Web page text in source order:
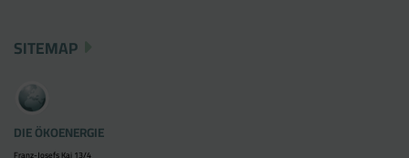
SITEMAP
DIE ÖKOENERGIE
Franz-Josefs Kai 13/4